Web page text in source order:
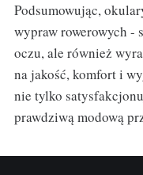
Podsumowując,
wypraw rowerowych -
oczu, ale również
na jakość, komfort i
nie tylko
prawdziwą modową